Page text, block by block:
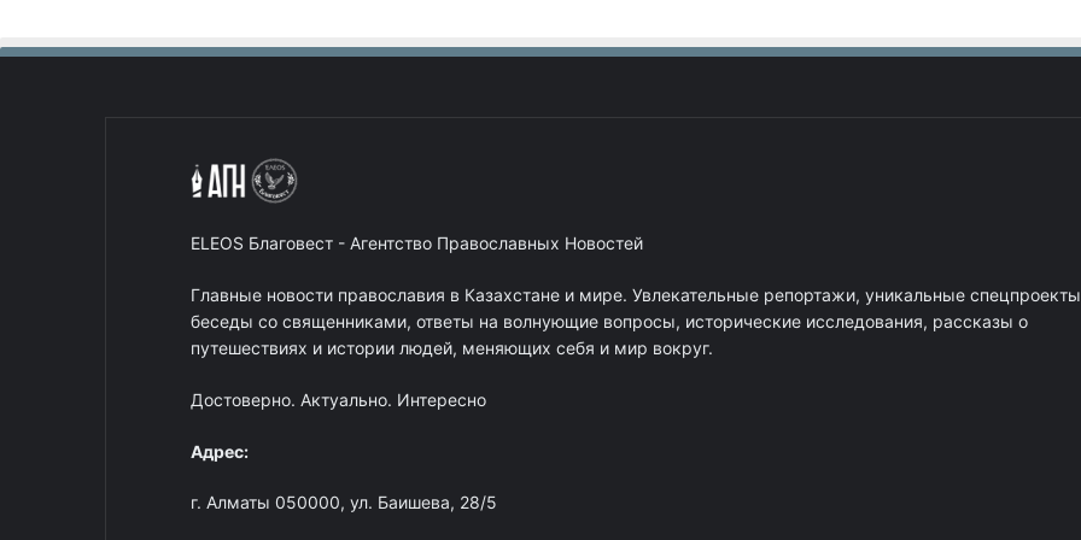
ELEOS Благовест - Агентство Православных Новостей
Главные новости православия в Казахстане и мире. Увлекательные репортажи, уникальные
беседы со священниками, ответы на волнующие вопросы, исторические исследования, рассказы о
путешествиях и истории людей, меняющих себя и мир вокруг.
Достоверно. Актуально. Интересно
Адрес:
г. Алматы 050000, ул. Баишева, 28/5